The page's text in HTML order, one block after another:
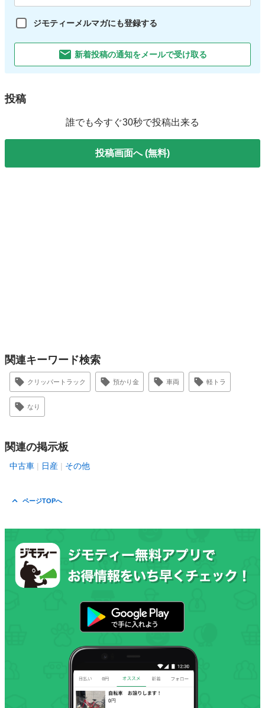
ジモティーメルマガにも登録する
新着投稿の通知をメールで受け取る
投稿
誰でも今すぐ30秒で投稿出来る
投稿画面へ (無料)
関連キーワード検索
クリッパートラック 預かり金 車両 軽トラ
なり
関連の掲示板
中古車 日産 その他
ページTOPへ